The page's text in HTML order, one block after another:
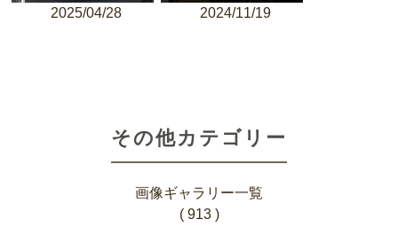
2025/04/28 2024/11/19
その他カテゴリー
画像ギャラリー一覧
( 913 )